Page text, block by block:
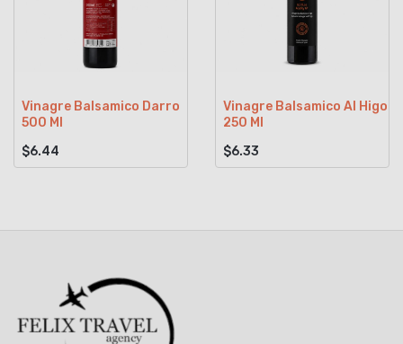
Vinagre Balsamico Darro
500 Ml
$6.44
Vinagre Balsamico Al Higo
250 Ml
$6.33